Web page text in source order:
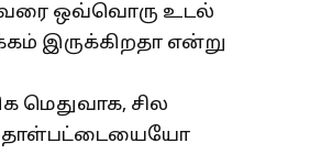
வரை ஒவ்வொரு உடல்
இருக்கிறதா என்று
மெதுவாக, சில
தோள்பட்டையையோ